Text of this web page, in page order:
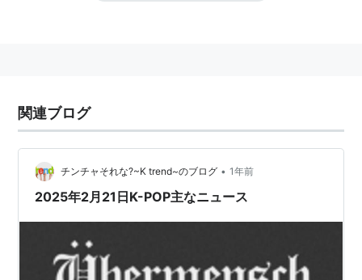
関連ブログ
チンチャそれな?~K trend~のブログ • 1年前
2025年2月21日K-POP主なニュース